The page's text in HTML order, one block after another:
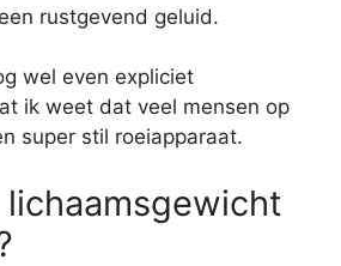
rustgevend geluid.
wel even expliciet
ik weet dat veel mensen op
super stil roeiapparaat.
lichaamsgewicht